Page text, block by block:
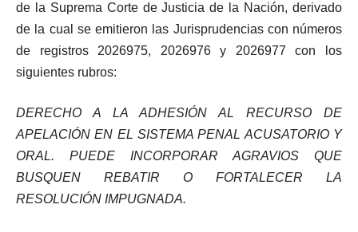
de la Suprema Corte de Justicia de la Nación, derivado
de la cual se emitieron las Jurisprudencias con números
de registros 2026975, 2026976 y 2026977 con los
siguientes rubros:
DERECHO A LA ADHESIÓN AL RECURSO DE
APELACIÓN EN EL SISTEMA PENAL ACUSATORIO Y
ORAL. PUEDE INCORPORAR AGRAVIOS QUE
BUSQUEN REBATIR O FORTALECER LA
RESOLUCIÓN IMPUGNADA.